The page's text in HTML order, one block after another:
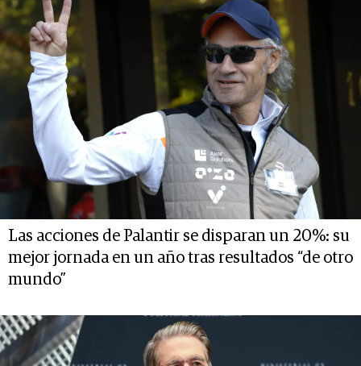
Las acciones de Palantir se disparan un 20%: su
mejor jornada en un año tras resultados “de otro
mundo”